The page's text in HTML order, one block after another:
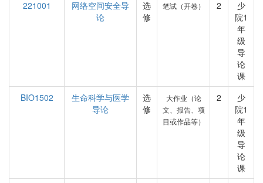
221001
网络空间安全导
论
选
修
笔试（开卷） 2
少
院1
年
级
导
论
课
BIO1502
生命科学与医学
导论
选
修
大作业（论
文、报告、项
目或作品等）
2
少
院1
年
级
导
论
课